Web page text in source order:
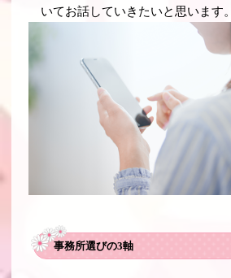
いてお話していきたいと思います。
事務所選びの3軸